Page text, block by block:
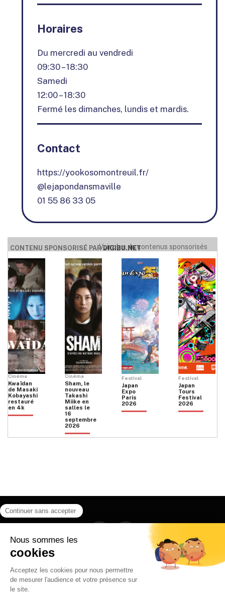
Horaires
Du mercredi au vendredi
09:30 – 18:30
Samedi
12:00 – 18:30
Fermé les dimanches, lundis et mardis.
Contact
https://yookosomontreuil.fr/
@lejapondansmaville
01 55 86 33 05
CONTENU SPONSORISÉ PARDIGIBU.NET
Voir plus de contenus sponsorisés
Cinéma
Kwaïdan
de Masaki
Kobayashi
restauré
en 4k
Cinéma
Sham, le
nouveau
Takashi
Miike en
salles le
16
septembre
2026
Festival
Japan
Expo
Paris
2026
Festival
Japan
Tours
Festival
2026
Instagram
CONTACT
POLITIQUE DE CONFIDENTIALITÉ